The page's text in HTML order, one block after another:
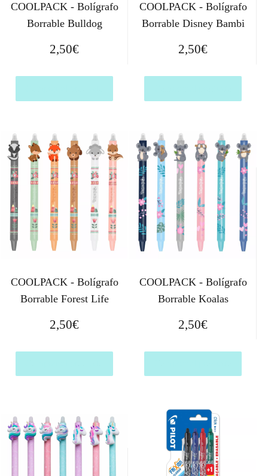
COOLPACK - Bolígrafo
Borrable Bulldog
2,50€
COOLPACK - Bolígrafo
Borrable Disney Bambi
2,50€
COOLPACK - Bolígrafo
Borrable Forest Life
2,50€
COOLPACK - Bolígrafo
Borrable Koalas
2,50€